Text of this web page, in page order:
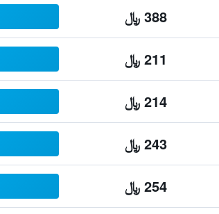
388 ﷼
211 ﷼
214 ﷼
243 ﷼
254 ﷼